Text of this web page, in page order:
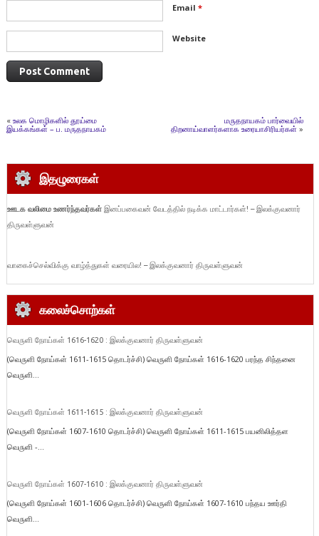
Email *
Website
« உலக மொழிகளில் தூய்மை
இயக்கங்கள் – ப. மருதநாயகம்
மருதநாயகம் பார்வையில்
திறனாய்வாளர்களாக உரையாசிரியர்கள் »
இதழுரைகள்
ஊடக வலிமை உணர்ந்தவர்கள்இனப்பகைவன் வேடத்தில் நடிக்க மாட்டார்கள்! – இலக்குவனார்
திருவள்ளுவன்
வாகைச்செல்விக்கு வாழ்த்துகள் வரையில! – இலக்குவனார் திருவள்ளுவன்
கலைச்சொற்கள்
வெருளி நோய்கள் 1616-1620 : இலக்குவனார் திருவள்ளுவன்
(வெருளி நோய்கள் 1611-1615 தொடர்ச்சி) வெருளி நோய்கள் 1616-1620 பரந்த சிந்தனை
வெருளி...
வெருளி நோய்கள் 1611-1615 : இலக்குவனார் திருவள்ளுவன்
(வெருளி நோய்கள் 1607-1610 தொடர்ச்சி) வெருளி நோய்கள் 1611-1615 பயனிலித்தள
வெருளி -...
வெருளி நோய்கள் 1607-1610 : இலக்குவனார் திருவள்ளுவன்
(வெருளி நோய்கள் 1601-1606 தொடர்ச்சி) வெருளி நோய்கள் 1607-1610 பந்தய ஊர்தி
வெருளி...